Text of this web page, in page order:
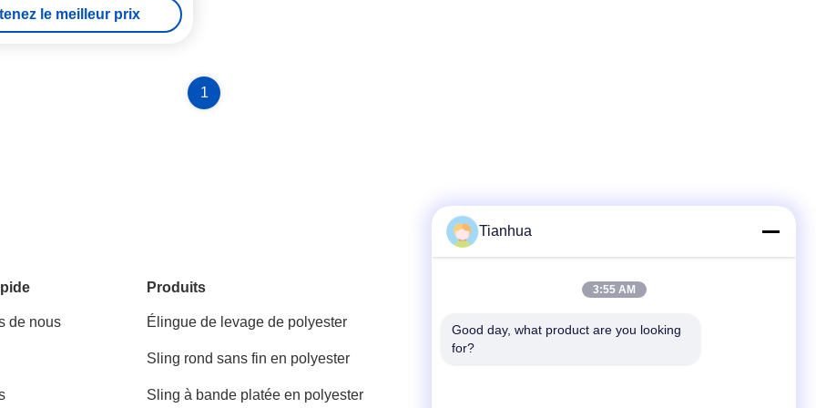
des travailleurs sur les
le meilleur prix
1
de nous
Produits
Élingue de levage de polyester
Sling rond sans fin en polyester
Sling à bande platée en polyester
Télégramme
Tianhua
3:55 AM
Good day, what product are you looking
for?